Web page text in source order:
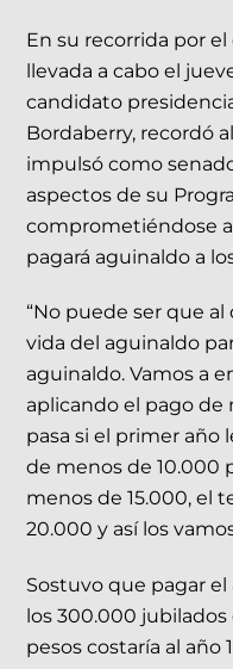
En su recorrida por
llevada a cabo el
candidato
Bordaberry, recordó
impulsó como
aspectos de su
comprometiéndose
pagará aguinaldo a
“No puede ser que
vida del aguinaldo
aguinaldo. Vamos a
aplicando el pago de
pasa si el primer año
de menos de 10.000
menos de 15.000, el
20.000 y así los
Sostuvo que pagar
los 300.000
pesos costaría al año